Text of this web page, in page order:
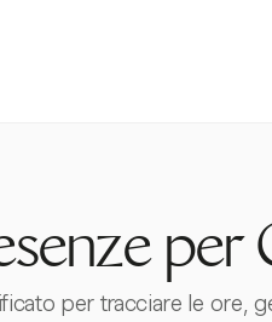
per
per tracciare le ore,